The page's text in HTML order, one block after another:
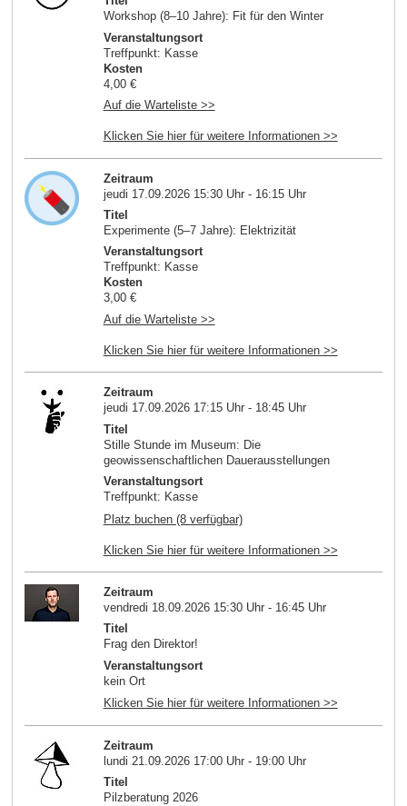
Workshop (8–10 Jahre): Fit für den Winter
Veranstaltungsort
Treffpunkt: Kasse
Kosten
4,00 €
Auf die Warteliste >>
Klicken Sie hier für weitere Informationen >>
Zeitraum
jeudi 17.09.2026 15:30 Uhr - 16:15 Uhr
Titel
Experimente (5–7 Jahre): Elektrizität
Veranstaltungsort
Treffpunkt: Kasse
Kosten
3,00 €
Auf die Warteliste >>
Klicken Sie hier für weitere Informationen >>
Zeitraum
jeudi 17.09.2026 17:15 Uhr - 18:45 Uhr
Titel
Stille Stunde im Museum: Die
geowissenschaftlichen Dauerausstellungen
Veranstaltungsort
Treffpunkt: Kasse
Platz buchen (8 verfügbar)
Klicken Sie hier für weitere Informationen >>
Zeitraum
vendredi 18.09.2026 15:30 Uhr - 16:45 Uhr
Titel
Frag den Direktor!
Veranstaltungsort
kein Ort
Klicken Sie hier für weitere Informationen >>
Zeitraum
lundi 21.09.2026 17:00 Uhr - 19:00 Uhr
Titel
Pilzberatung 2026